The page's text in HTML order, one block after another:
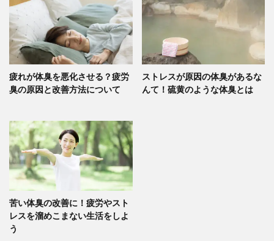
疲れが体臭を悪化させる？疲労
臭の原因と改善方法について
ストレスが原因の体臭があるな
んて！硫黄のような体臭とは
苦い体臭の改善に！疲労やスト
レスを溜めこまない生活をしよ
う